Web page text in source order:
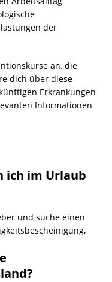
der
an, die
dich über diese
Erkrankungen
Informationen
ich im Urlaub
und suche einen